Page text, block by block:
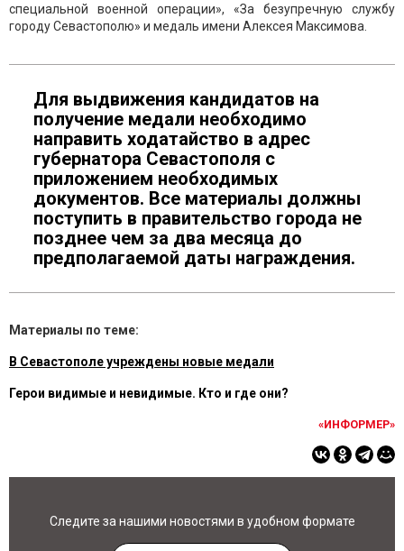
специальной военной операции», «За безупречную службу
городу Севастополю» и медаль имени Алексея Максимова.
Для выдвижения кандидатов на
получение медали необходимо
направить ходатайство в адрес
губернатора Севастополя с
приложением необходимых
документов. Все материалы должны
поступить в правительство города не
позднее чем за два месяца до
предполагаемой даты награждения.
Материалы по теме:
В Севастополе учреждены новые медали
Герои видимые и невидимые. Кто и где они?
«ИНФОРМЕР»
Следите за нашими новостями в удобном формате